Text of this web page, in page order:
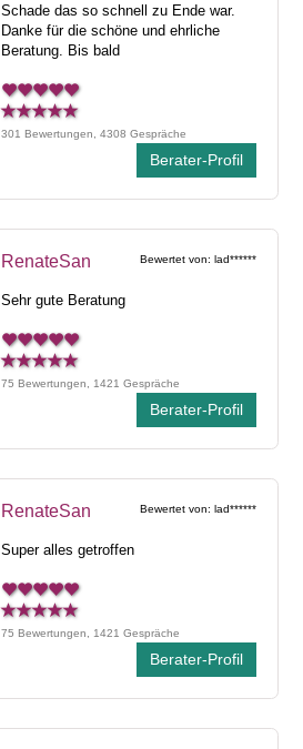
Schade das so schnell zu Ende war.
Danke für die schöne und ehrliche
Beratung. Bis bald
301 Bewertungen, 4308 Gespräche
Berater-Profil
Bewertet von: lad******
RenateSan
Sehr gute Beratung
75 Bewertungen, 1421 Gespräche
Berater-Profil
Bewertet von: lad******
RenateSan
Super alles getroffen
75 Bewertungen, 1421 Gespräche
Berater-Profil